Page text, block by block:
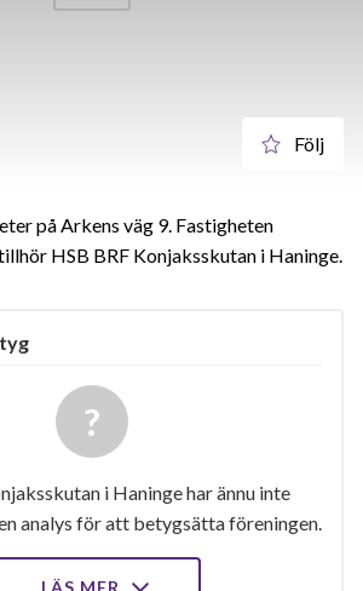
Följ
på Arkens väg 9. Fastigheten
HSB BRF Konjaksskutan i Haninge.
i Haninge har ännu inte
analys för att betygsätta föreningen.
LÄS MER